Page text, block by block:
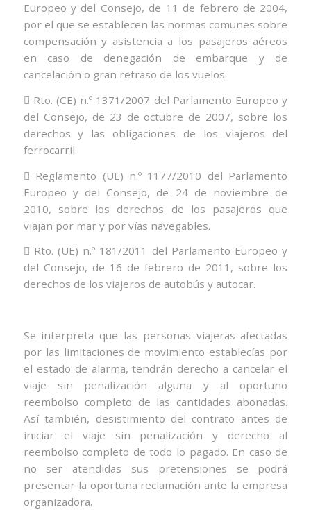
Europeo y del Consejo, de 11 de febrero de 2004,
por el que se establecen las normas comunes sobre
compensación y asistencia a los pasajeros aéreos
en caso de denegación de embarque y de
cancelación o gran retraso de los vuelos.
 Rto. (CE) n.º 1371/2007 del Parlamento Europeo y
del Consejo, de 23 de octubre de 2007, sobre los
derechos y las obligaciones de los viajeros del
ferrocarril.
 Reglamento (UE) n.º 1177/2010 del Parlamento
Europeo y del Consejo, de 24 de noviembre de
2010, sobre los derechos de los pasajeros que
viajan por mar y por vías navegables.
 Rto. (UE) n.º 181/2011 del Parlamento Europeo y
del Consejo, de 16 de febrero de 2011, sobre los
derechos de los viajeros de autobús y autocar.
Se interpreta que las personas viajeras afectadas
por las limitaciones de movimiento establecías por
el estado de alarma, tendrán derecho a cancelar el
viaje sin penalización alguna y al oportuno
reembolso completo de las cantidades abonadas.
Así también, desistimiento del contrato antes de
iniciar el viaje sin penalización y derecho al
reembolso completo de todo lo pagado. En caso de
no ser atendidas sus pretensiones se podrá
presentar la oportuna reclamación ante la empresa
organizadora.